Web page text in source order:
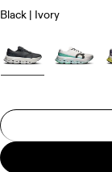
Black | Ivory